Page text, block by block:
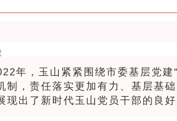
年，玉山紧紧围绕市委基层党建
制，责任落实更加有力、基层基
现出了新时代玉山党员干部的良好